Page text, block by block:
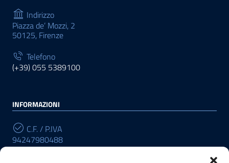
Indirizzo
Piazza de’ Mozzi, 2
50125, Firenze
Telefono
(+39) 055 5389100
INFORMAZIONI
C.F. / P.IVA
94247980488